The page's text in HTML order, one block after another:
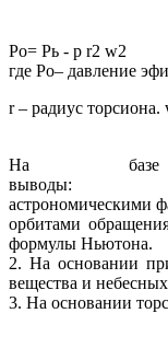
Pо= Рь - р r2 w2
где Pо– давление
r – радиус торсиона.
На базе
выводы:
астрономическими
орбитами
формулы Ньютона.
2. На основании
вещества и
3. На основании